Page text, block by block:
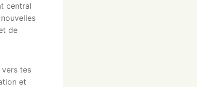
central
de
tes
et